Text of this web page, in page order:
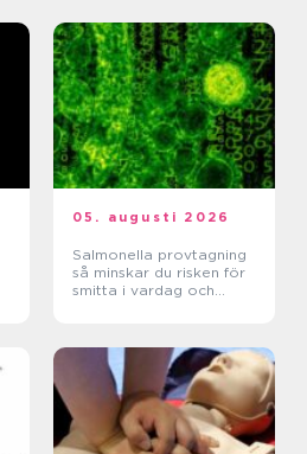
05. augusti 2026
Salmonella provtagning
så minskar du risken för
smitta i vardag och